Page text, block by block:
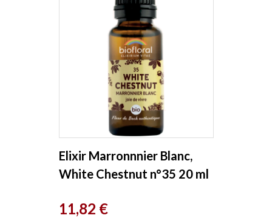
Elixir Marronnnier Blanc,
White Chestnut n°35 20 ml
Prix
11,82 €